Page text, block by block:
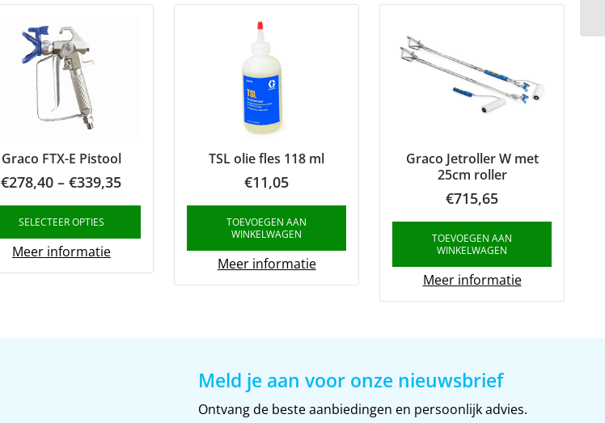
Graco FTX-E Pistool
€278,40 – €339,35Price
range:
€339,35
SELECTEER OPTIES
Meer informatie
TSL olie fles 118 ml
€11,05
TOEVOEGEN AAN
WINKELWAGEN
Meer informatie
Graco Jetroller W met
25cm roller
€715,65
TOEVOEGEN AAN
WINKELWAGEN
Meer informatie
Meld je aan voor onze nieuwsbrief
Ontvang de beste aanbiedingen en persoonlijk advies.